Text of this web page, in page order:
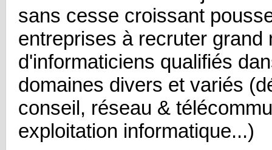
sans cesse croissant
entreprises à recruter grand
d'informaticiens qualifiés
domaines divers et variés
conseil, réseau &
exploitation informatique...)